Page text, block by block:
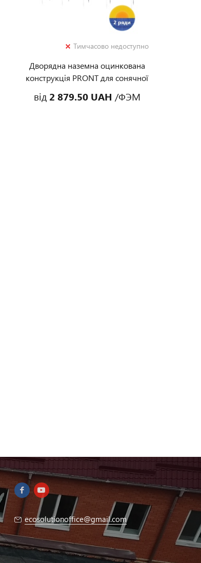
Тимчасово недоступно
Дворядна наземна оцинкована
конструкція PRONT для сонячної
від 2 879.50 UAH /ФЭМ
ecosolutionoffice@gmail.com